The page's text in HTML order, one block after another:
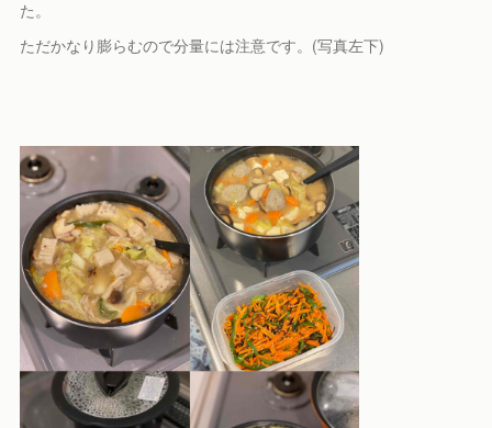
た。
ただかなり膨らむので分量には注意です。(写真左下)